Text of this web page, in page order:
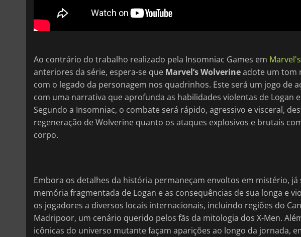
Ao contrário do trabalho realizado pela Insomniac Games em
anteriores da série, espera-se que Marvel’s Wolverineadote um tom
com o legado da personagem nos quadrinhos. Este será um jogo de
com uma narrativa que aprofunda as habilidades violentas de Logan
Segundo a Insomniac, o combate será rápido, agressivo e visceral,
regeneração de Wolverine quanto os ataques explosivos e brutais
corpo.
Embora os detalhes da história permaneçam envoltos em mistério,
memória fragmentada de Logan e as consequências de sua longa e
os jogadores a diversos locais internacionais, incluindo regiões do
Madripoor, um cenário querido pelos fãs da mitologia dos X-Men.
icônicas do universo mutante façam aparições ao longo da jornada,